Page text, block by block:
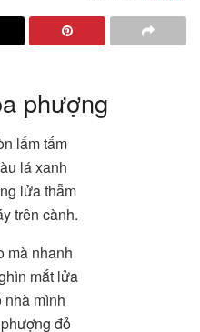
phượng
lấm tấm
lá xanh
lửa thẫm
trên cành.
mà nhanh
mắt lửa
nhà mình
đỏ